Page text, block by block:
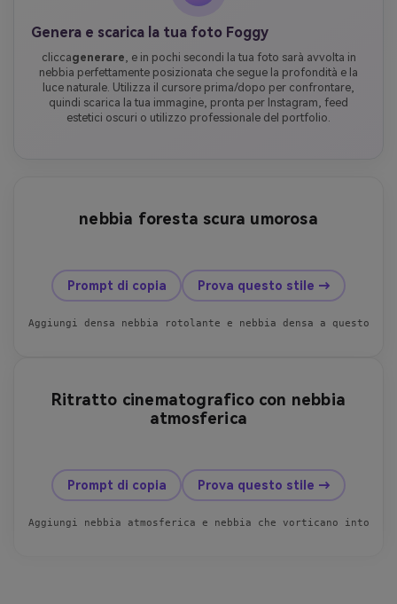
Genera e scarica la tua foto Foggy
cliccagenerare , e in pochi secondi la tua foto sarà avvolta in
nebbia perfettamente posizionata che segue la profondità e la
luce naturale. Utilizza il cursore prima/dopo per confrontare,
quindi scarica la tua immagine, pronta per Instagram, feed
estetici oscuri o utilizzo professionale del portfolio.
nebbia foresta scura umorosa
prima dopo
Prompt di copia Prova questo stile →
Aggiungi densa nebbia rotolante e nebbia densa a
Ritratto cinematografico con nebbia
atmosferica
prima dopo
Prompt di copia Prova questo stile →
Aggiungi nebbia atmosferica e nebbia che vorticano